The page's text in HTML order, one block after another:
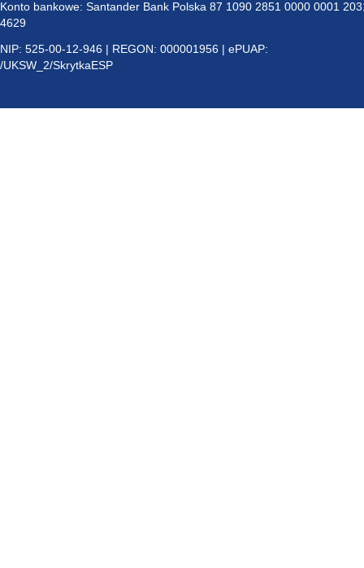
Konto bankowe: Santander Bank Polska 87 1090 2851 0000 0001
4629
NIP: 525-00-12-946 | REGON: 000001956 | ePUAP:
/UKSW_2/SkrytkaESP